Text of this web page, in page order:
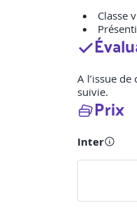
Classe
A l’issue
suivie.
Prix
Inter